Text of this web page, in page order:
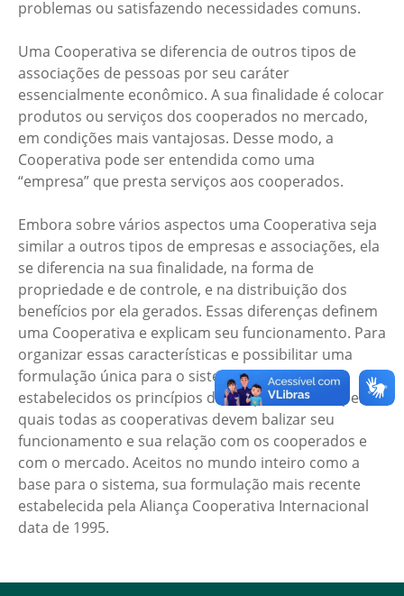
problemas ou satisfazendo necessidades comuns.
Uma Cooperativa se diferencia de outros tipos de
associações de pessoas por seu caráter
essencialmente econômico. A sua finalidade é colocar
produtos ou serviços dos cooperados no mercado,
em condições mais vantajosas. Desse modo, a
Cooperativa pode ser entendida como uma
“empresa” que presta serviços aos cooperados.
Embora sobre vários aspectos uma Cooperativa seja
similar a outros tipos de empresas e associações, ela
se diferencia na sua finalidade, na forma de
propriedade e de controle, e na distribuição dos
benefícios por ela gerados. Essas diferenças definem
uma Cooperativa e explicam seu funcionamento. Para
organizar essas características e possibilitar uma
formulação única para o sistema, foram
estabelecidos os princípios do cooperativismo, pelos
quais todas as cooperativas devem balizar seu
funcionamento e sua relação com os cooperados e
com o mercado. Aceitos no mundo inteiro como a
base para o sistema, sua formulação mais recente
estabelecida pela Aliança Cooperativa Internacional
data de 1995.